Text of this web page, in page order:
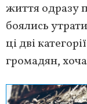
життя одразу
боялись
ці дві
громадян,